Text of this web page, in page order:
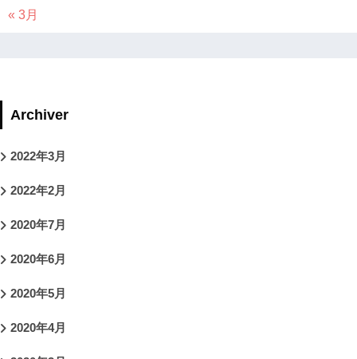
« 3月
Archiver
2022年3月
2022年2月
2020年7月
2020年6月
2020年5月
2020年4月